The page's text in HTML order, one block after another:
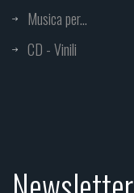
Musica per...
CD - Vinili